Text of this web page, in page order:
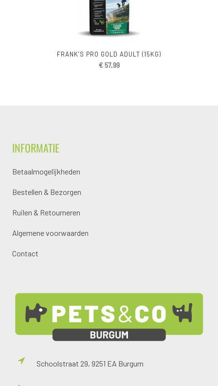
FRANK’S PRO GOLD ADULT (15KG)
€ 57,99
INFORMATIE
Betaalmogelijkheden
Bestellen & Bezorgen
Ruilen & Retourneren
Algemene voorwaarden
Contact
Schoolstraat 29, 9251 EA Burgum